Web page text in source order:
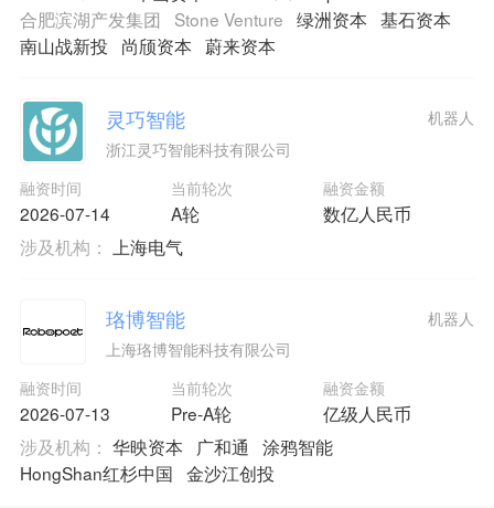
合肥滨湖产发集团
Stone Venture 绿洲资本 基石资本
南山战新投
尚颀资本 蔚来资本
灵巧智能
浙江灵巧智能科技有限公司
融资时间
2026-07-14
当前轮次
A轮
融资金额
数亿人民币
机器人
涉及机构： 上海电气
珞博智能
上海珞博智能科技有限公司
融资时间
2026-07-13
当前轮次
Pre-A轮
融资金额
亿级人民币
机器人
涉及机构： 华映资本 广和通
涂鸦智能
HongShan红杉中国 金沙江创投